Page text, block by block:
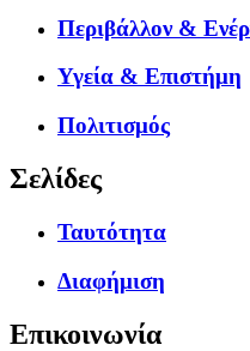
Περιβάλλον &
Υγεία & Επιστήμη
Πολιτισμός
Σελίδες
Ταυτότητα
Διαφήμιση
Επικοινωνία